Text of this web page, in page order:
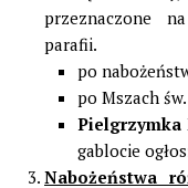
przeznaczone
parafii.
po
po Mszach
Pielgrzymka
gablocie
Nabożeństwa